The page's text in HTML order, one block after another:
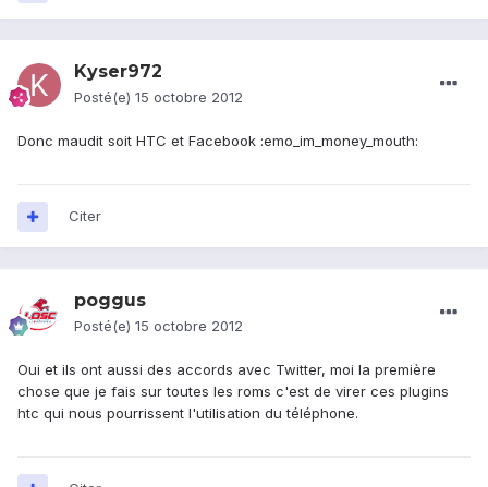
Kyser972
Posté(e) 15 octobre 2012
Donc maudit soit HTC et Facebook :emo_im_money_mouth:
Citer
poggus
Posté(e) 15 octobre 2012
Oui et ils ont aussi des accords avec Twitter, moi la première
chose que je fais sur toutes les roms c'est de virer ces plugins
htc qui nous pourrissent l'utilisation du téléphone.